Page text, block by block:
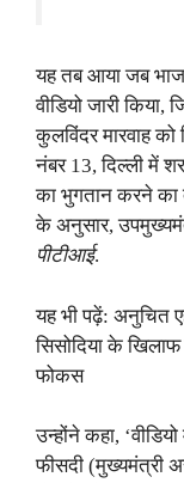
यह तब आया जब
वीडियो जारी किया,
कुलविंदर मारवाह को
नंबर 13, दिल्ली में
का भुगतान करने का
के अनुसार,
पीटीआई.
यह भी पढ़ें: अनुचित
सिसोदिया के
फोकस
उन्होंने कहा,
फीसदी (मुख्यमंत्री